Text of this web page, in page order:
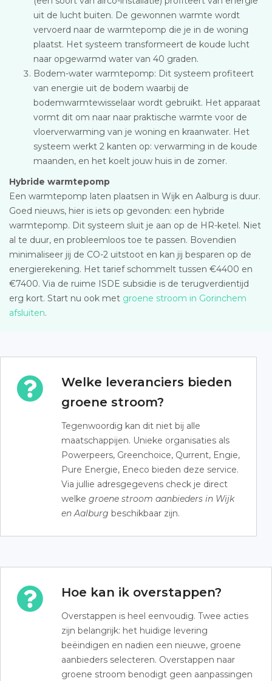
uit de lucht buiten. De gewonnen warmte wordt
vervoerd naar de warmtepomp die je in de woning
plaatst. Het systeem transformeert de koude lucht
naar opgewarmd water van 40 graden.
Bodem-water warmtepomp: Dit systeem profiteert
van energie uit de bodem waarbij de
bodemwarmtewisselaar wordt gebruikt. Het apparaat
vormt dit om naar naar praktische warmte voor de
vloerverwarming van je woning en kraanwater. Het
systeem werkt 2 kanten op: verwarming in de koude
maanden, en het koelt jouw huis in de zomer.
Hybride warmtepomp
Een warmtepomp laten plaatsen in Wijk en Aalburg is duur.
Goed nieuws, hier is iets op gevonden: een hybride
warmtepomp. Dit systeem sluit je aan op de HR-ketel. Niet
al te duur, en probleemloos toe te passen. Bovendien
minimaliseer jij de CO-2 uitstoot en kan jij besparen op de
energierekening. Het tarief schommelt tussen €4400 en
€7400. Via de ruime ISDE subsidie is de terugverdientijd
erg kort. Start nu ook met groene stroom in Gorinchem
afsluiten.
Welke leveranciers bieden
groene stroom?
Tegenwoordig kan dit niet bij alle
maatschappijen. Unieke organisaties als
Powerpeers, Greenchoice, Qurrent, Engie,
Pure Energie, Eneco bieden deze service.
Via jullie adresgegevens check je direct
welke groene stroom aanbieders in Wijk
en Aalburg beschikbaar zijn.
Hoe kan ik overstappen?
Overstappen is heel eenvoudig. Twee acties
zijn belangrijk: het huidige levering
beëindigen en nadien een nieuwe, groene
aanbieders selecteren. Overstappen naar
groene stroom benodigt geen aanpassingen